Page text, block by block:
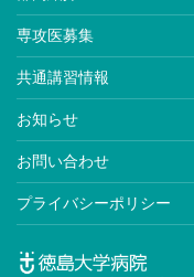
専攻医募集
共通講習情報
お知らせ
お問い合わせ
プライバシーポリシー